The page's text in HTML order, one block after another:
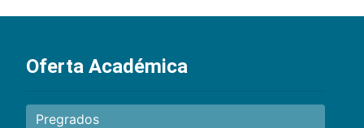
Oferta Académica
Pregrados